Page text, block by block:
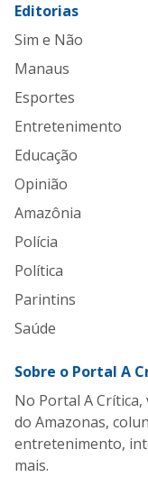
Editorias
Sim e Não
Manaus
Esportes
Entretenimento
Educação
Opinião
Amazônia
Polícia
Política
Parintins
Saúde
Sobre o Portal A
No Portal A
do Amazonas,
entretenimento,
mais.